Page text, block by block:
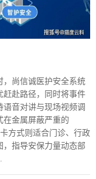
，尚信诚医护安全系统
赶赴路径，同时将事件
音对讲与现场视频调
在金属屏蔽严重的
方式则适合门诊、行政
指导安保力量动态部